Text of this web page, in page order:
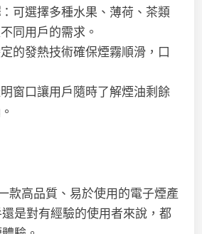
：可選擇多種水果、薄荷、茶類
同用戶的需求。
定的發熱技術確保煙霧順滑，口
明窗口讓用戶隨時了解煙油剩餘
款高品質、易於使用的電子煙產
是對有經驗的使用者來說，都